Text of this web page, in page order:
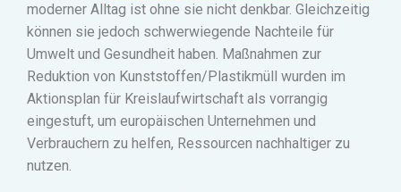
moderner Alltag ist ohne sie nicht denkbar. Gleichzeitig
können sie jedoch schwerwiegende Nachteile für
Umwelt und Gesundheit haben. Maßnahmen zur
Reduktion von Kunststoffen/Plastikmüll wurden im
Aktionsplan für Kreislaufwirtschaft als vorrangig
eingestuft, um europäischen Unternehmen und
Verbrauchern zu helfen, Ressourcen nachhaltiger zu
nutzen.